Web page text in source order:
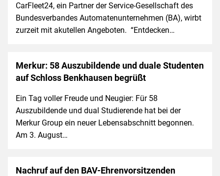
CarFleet24, ein Partner der Service-Gesellschaft des
Bundesverbandes Automatenunternehmen (BA), wirbt
zurzeit mit akutellen Angeboten. “Entdecken…
Merkur: 58 Auszubildende und duale Studenten
auf Schloss Benkhausen begrüßt
Ein Tag voller Freude und Neugier: Für 58
Auszubildende und dual Studierende hat bei der
Merkur Group ein neuer Lebensabschnitt begonnen.
Am 3. August…
Nachruf auf den BAV-Ehrenvorsitzenden